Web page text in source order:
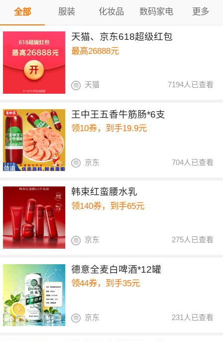
全部 服装 化妆品 数码家电 更多
天猫、京东618超级红包
最高26888元
7194人已查看
天猫
王中王五香牛筋肠*6支
领10券，到手19.9元
704人已查看
京东
韩束红蛮腰水乳
领140券，到手65元
275人已查看
京东
德意全麦白啤酒*12罐
领44券，到手35元
231人已查看
京东